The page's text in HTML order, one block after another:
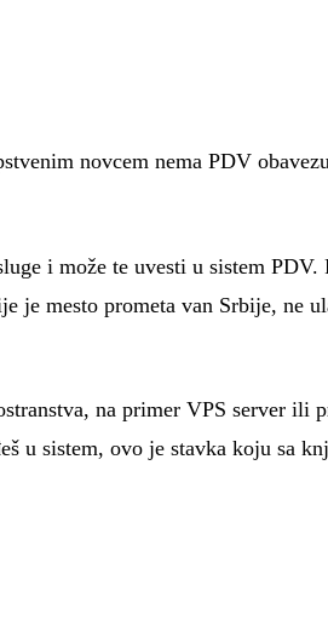
novcem nema PDV
i može te uvesti u sistem
je mesto prometa van Srbije, ne
na primer VPS server ili
sistem, ovo je stavka koju sa